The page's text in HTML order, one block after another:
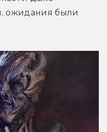
ожидания были